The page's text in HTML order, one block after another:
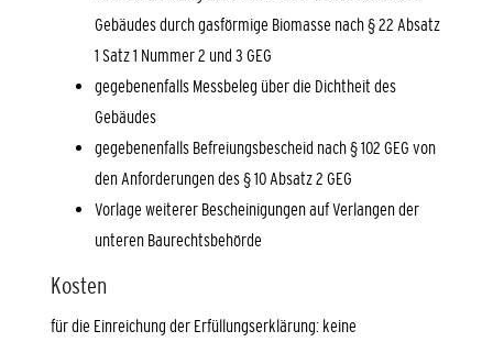
Gebäudes durch gasförmige Biomasse nach § 22 Absatz
1 Satz 1 Nummer 2 und 3 GEG
gegebenenfalls Messbeleg über die Dichtheit des
Gebäudes
gegebenenfalls Befreiungsbescheid nach § 102 GEG von
den Anforderungen des § 10 Absatz 2 GEG
Vorlage weiterer Bescheinigungen auf Verlangen der
unteren Baurechtsbehörde
Kosten
für die Einreichung der Erfüllungserklärung: keine